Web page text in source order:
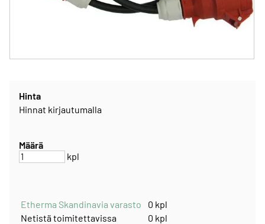
Hinta
Hinnat kirjautumalla
Määrä
kpl
Etherma Skandinavia varasto
0 kpl
Netistä toimitettavissa
0 kpl